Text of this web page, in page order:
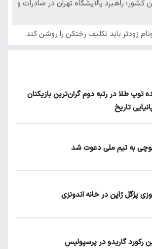
توپ طلا در رتبه دوم گران‌ترین بازیکنان
تاریخ
به تیم ملی دعوت شد
پرُگل ژاپن در خانه اندونزی
رکورد گاریدو در پرسپولیس